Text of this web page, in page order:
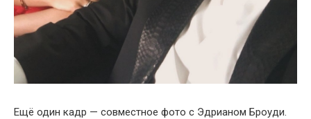
Ещё один кадр — совместное фото с Эдрианом Броуди.